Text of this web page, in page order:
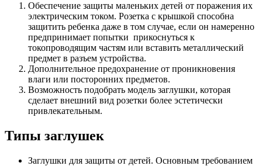
Обеспечение защиты маленьких детей от поражения их
электрическим током. Розетка с крышкой способна
защитить ребенка даже в том случае, если он намеренно
предпринимает попытки прикоснуться к
токопроводящим частям или вставить металлический
предмет в разъем устройства.
Дополнительное предохранение от проникновения
влаги или посторонних предметов.
Возможность подобрать модель заглушки, которая
сделает внешний вид розетки более эстетически
привлекательным.
Типы заглушек
Заглушки для защиты от детей. Основным требованием